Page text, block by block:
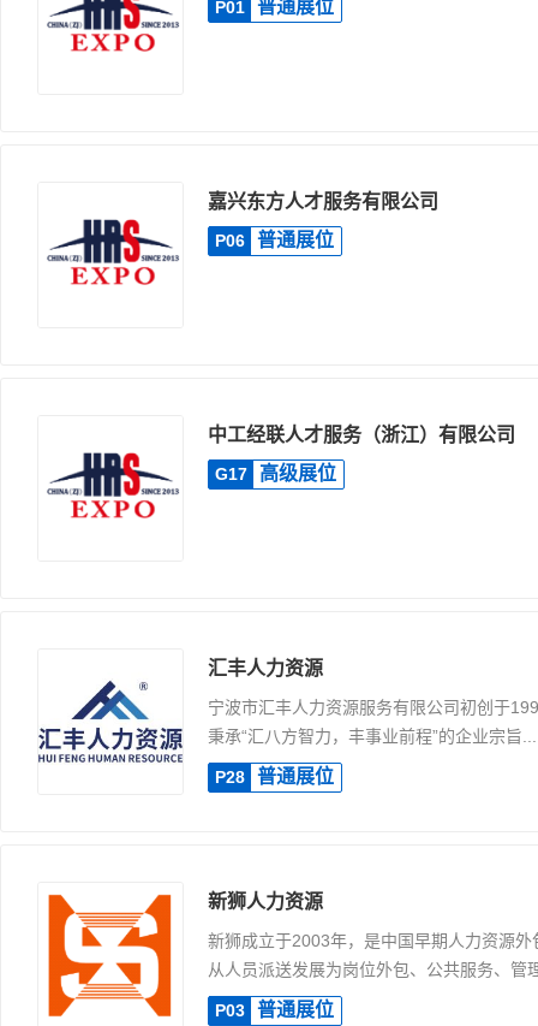
P01 普通展位
嘉兴东方人才服务有限公司
P06 普通展位
中工经联人才服务（浙江）有限公司
G17 高级展位
汇丰人力资源
宁波市汇丰人力资源服务有限公司初创于
秉承“汇八方智力，丰事业前程”的企业宗旨...
P28 普通展位
新狮人力资源
新狮成立于2003年，是中国早期人力资源外
从人员派送发展为岗位外包、公共服务、管
P03 普通展位